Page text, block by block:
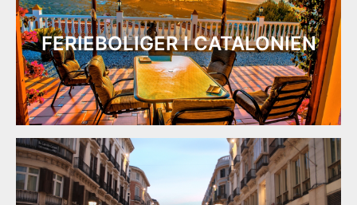
FERIEBOLIGER I CATALONIEN